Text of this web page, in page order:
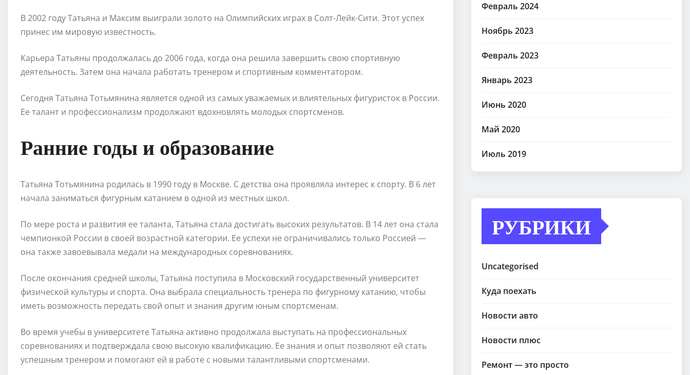
В 2002 году Татьяна и Максим выиграли золото на Олимпийских играх в Солт-Лейк-Сити. Этот успех
принес им мировую известность.
Карьера Татьяны продолжалась до 2006 года, когда она решила завершить свою спортивную
деятельность. Затем она начала работать тренером и спортивным комментатором.
Сегодня Татьяна Тотьмянина является одной из самых уважаемых и влиятельных фигуристок в России.
Ее талант и профессионализм продолжают вдохновлять молодых спортсменов.
Ранние годы и образование
Татьяна Тотьмянина родилась в 1990 году в Москве. С детства она проявляла интерес к спорту. В 6 лет
начала заниматься фигурным катанием в одной из местных школ.
По мере роста и развития ее таланта, Татьяна стала достигать высоких результатов. В 14 лет она стала
чемпионкой России в своей возрастной категории. Ее успехи не ограничивались только Россией —
она также завоевывала медали на международных соревнованиях.
После окончания средней школы, Татьяна поступила в Московский государственный университет
физической культуры и спорта. Она выбрала специальность тренера по фигурному катанию, чтобы
иметь возможность передать свой опыт и знания другим юным спортсменам.
Во время учебы в университете Татьяна активно продолжала выступать на профессиональных
соревнованиях и подтверждала свою высокую квалификацию. Ее знания и опыт позволяют ей стать
успешным тренером и помогают ей в работе с новыми талантливыми спортсменами.
Февраль 2024
Ноябрь 2023
Февраль 2023
Январь 2023
Июнь 2020
Май 2020
Июль 2019
РУБРИКИ
Uncategorised
Куда поехать
Новости авто
Новости плюс
Ремонт — это просто